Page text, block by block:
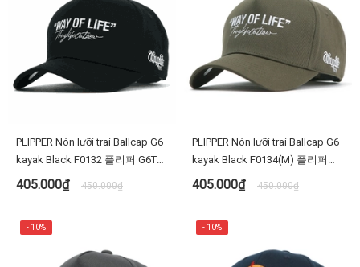
PLIPPER Nón lưỡi trai Ballcap G6
kayak Black F0132 플리퍼 G6TL5
웨이라이프 F0132 검정 D타입 야
구 모자 빅사이즈 대두
405.000₫ 450.000₫
PLIPPER Nón lưỡi trai Ballcap G6
kayak Black F0134(M) 플리퍼
G6TL5웨이라이프 검정 D타입 야
구 모자 빅사이즈 대두
405.000₫ 450.000₫
- 10% - 10%